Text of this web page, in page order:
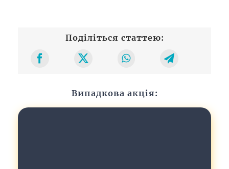
Поділіться статтею:
Випадкова акція: